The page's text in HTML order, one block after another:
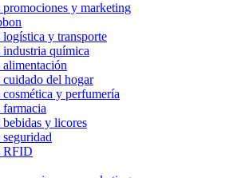
promociones y marketing
logística y transporte
industria química
alimentación
cuidado del hogar
cosmética y perfumería
farmacia
bebidas y licores
RFID